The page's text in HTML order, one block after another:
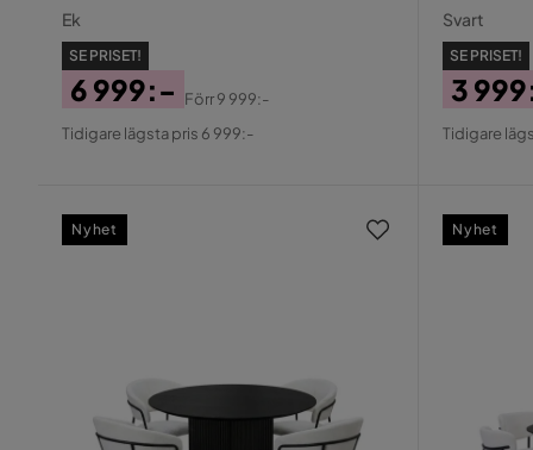
Ek
SE PRISET!
Pris
6 999:-
Original
Förr9 999:-
Tidigare lägsta pris 6 999:-
Svart
SE PRISET!
Pris
3
Tidigare
Nyhet Nyhet